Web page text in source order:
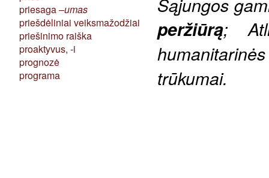
priesaga–umas
priešdėliniai veiksmažodžiai
priešinimo raiška
proaktyvus, -i
prognozė
programa
Sąjungos
peržiūrą;
trūkumai.